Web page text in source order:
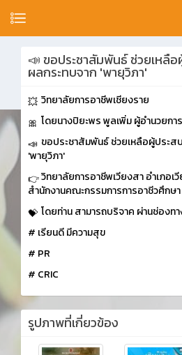
📣 ขอประชาสัมพันธ์ ช่วยเหลื
ผลกระทบจาก 'พายุวิภา'
วิทยาลัยการอาชีพเชียงราย
โดยนางปิยะพร พูลเพิ่ม ผู้อำนวยการ
ขอประชาสัมพันธ์ ช่วยเหลือผู้ประส
'พายุวิภา'
วิทยาลัยการอาชีพเวียงสา อำเภอ
สำนักงานคณะกรรมการการอาชีวศึกษ
โดยท่าน สามารถบริจาค ผ่านช่อง
# เรียนดี มีความสุข
# PR
# CRIC
รูปภาพที่เกี่ยวข้อง